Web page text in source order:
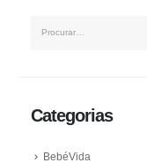
Categorias
BebéVida